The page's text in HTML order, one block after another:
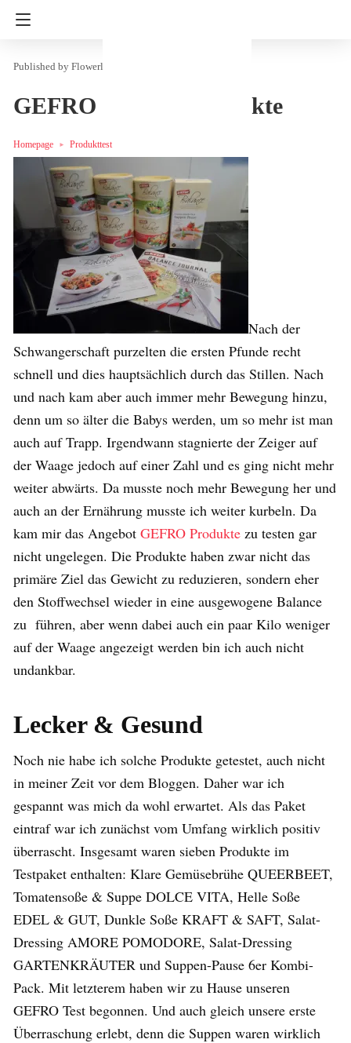
Flowerly
GEFRO Balance-Produkte
Homepage Produkttest
Nach der
Schwangerschaft purzelten die ersten Pfunde recht
schnell und dies hauptsächlich durch das Stillen. Nach
und nach kam aber auch immer mehr Bewegung hinzu,
denn um so älter die Babys werden, um so mehr ist man
auch auf Trapp. Irgendwann stagnierte der Zeiger auf
der Waage jedoch auf einer Zahl und es ging nicht mehr
weiter abwärts. Da musste noch mehr Bewegung her und
auch an der Ernährung musste ich weiter kurbeln. Da
kam mir das Angebot GEFRO Produkte zu testen gar
nicht ungelegen. Die Produkte haben zwar nicht das
primäre Ziel das Gewicht zu reduzieren, sondern eher
den Stoffwechsel wieder in eine ausgewogene Balance
zu führen, aber wenn dabei auch ein paar Kilo weniger
auf der Waage angezeigt werden bin ich auch nicht
undankbar.
Lecker & Gesund
Noch nie habe ich solche Produkte getestet, auch nicht
in meiner Zeit vor dem Bloggen. Daher war ich
gespannt was mich da wohl erwartet. Als das Paket
eintraf war ich zunächst vom Umfang wirklich positiv
überrascht. Insgesamt waren sieben Produkte im
Testpaket enthalten: Klare Gemüsebrühe QUEERBEET,
Tomatensoße & Suppe DOLCE VITA, Helle Soße
EDEL & GUT, Dunkle Soße KRAFT & SAFT, Salat-
Dressing AMORE POMODORE, Salat-Dressing
GARTENKRÄUTER und Suppen-Pause 6er Kombi-
Pack. Mit letzterem haben wir zu Hause unseren
GEFRO Test begonnen. Und auch gleich unsere erste
Überraschung erlebt, denn die Suppen waren wirklich